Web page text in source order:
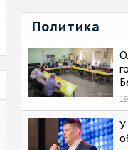
Политика
У